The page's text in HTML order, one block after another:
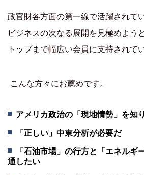
政官財各方面の第一線で活躍されて
ビジネスの次なる展開を見極めよう
トップまで幅広い会員に支持されて
こんな方々にお薦めです。
アメリカ政治の「現地情勢」を知
「正しい」中東分析が必要だ
「石油市場」の行方と「エネルギ
通したい